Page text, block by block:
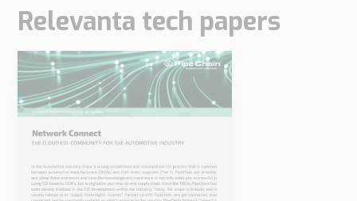
Relevanta tech papers
Nödvändiga
cookies är
inte valbara.